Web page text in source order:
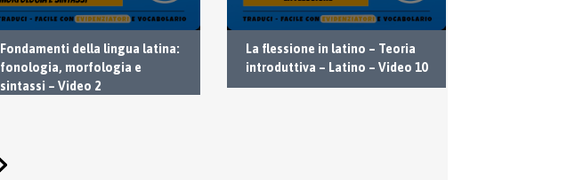
Fondamenti della lingua latina:
fonologia, morfologia e
sintassi – Video 2
La flessione in latino – Teoria
introduttiva – Latino – Video 10